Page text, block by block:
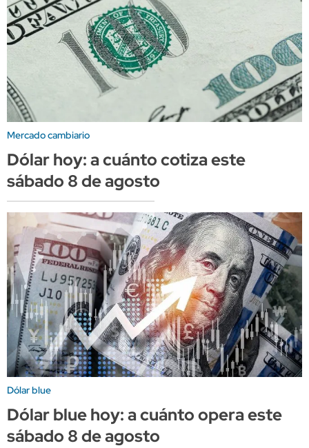
Mercado cambiario
Dólar hoy: a cuánto cotiza este
sábado 8 de agosto
Dólar blue
Dólar blue hoy: a cuánto opera este
sábado 8 de agosto